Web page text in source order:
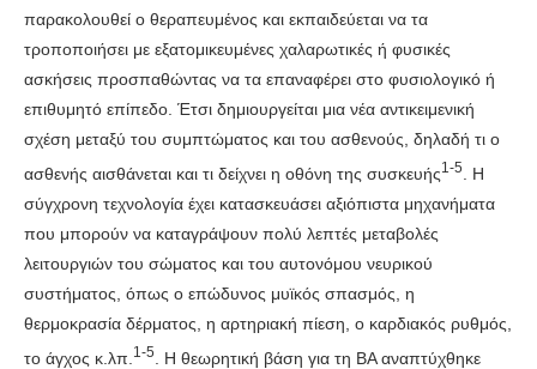
παρακολουθεί ο θεραπευμένος και εκπαιδεύεται να τα
τροποποιήσει με εξατομικευμένες χαλαρωτικές ή φυσικές
ασκήσεις προσπαθώντας να τα επαναφέρει στο φυσιολογικό ή
επιθυμητό επίπεδο. Έτσι δημιουργείται μια νέα αντικειμενική
σχέση μεταξύ του συμπτώματος και του ασθενούς, δηλαδή τι ο
ασθενής αισθάνεται και τι δείχνει η οθόνη της συσκευής1-5
. Η
σύγχρονη τεχνολογία έχει κατασκευάσει αξιόπιστα μηχανήματα
που μπορούν να καταγράψουν πολύ λεπτές μεταβολές
λειτουργιών του σώματος και του αυτονόμου νευρικού
συστήματος, όπως ο επώδυνος μυϊκός σπασμός, η
θερμοκρασία δέρματος, η αρτηριακή πίεση, ο καρδιακός ρυθμός,
το άγχος κ.λπ. 1-5
. Η θεωρητική βάση για τη ΒΑ αναπτύχθηκε